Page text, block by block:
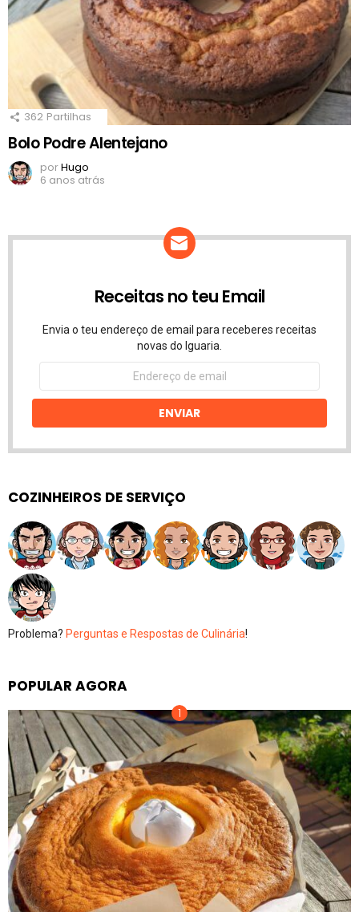
362 Partilhas
Bolo Podre Alentejano
porHugo
6 anos atrás
Receitas no teu Email
Envia o teu endereço de email para receberes receitas
novas do Iguaria.
Endereço
email
ENVIAR
COZINHEIROS DE SERVIÇO
Problema? Perguntas e Respostas de Culinária!
POPULAR AGORA